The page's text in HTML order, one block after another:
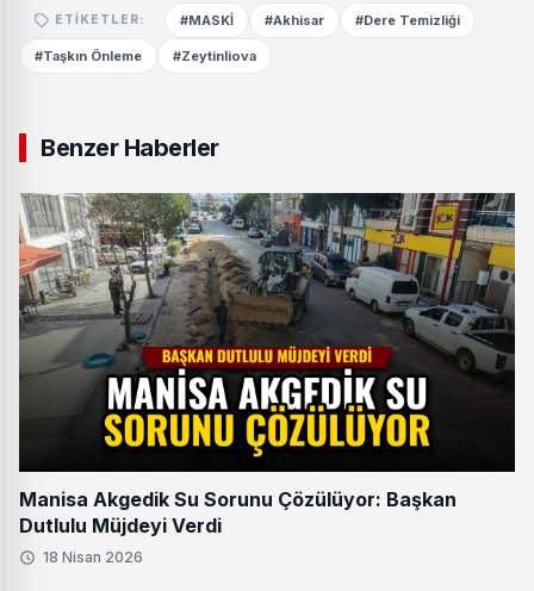
ETIKETLER: #MASKİ #Akhisar #Dere Temizliği
#Taşkın Önleme #Zeytinliova
Benzer Haberler
Manisa Akgedik Su Sorunu Çözülüyor: Başkan
Dutlulu Müjdeyi Verdi
18 Nisan 2026